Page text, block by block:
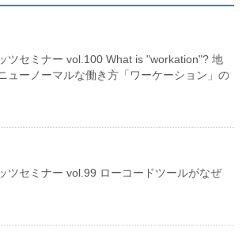
ツセミナー vol.100 What is "workation"? 地
ューノーマルな働き方「ワーケーション」の
ツセミナー vol.99 ローコードツールがなぜ